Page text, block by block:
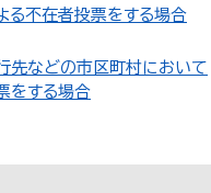
る不在者投票をする場合
先などの市区町村において
をする場合